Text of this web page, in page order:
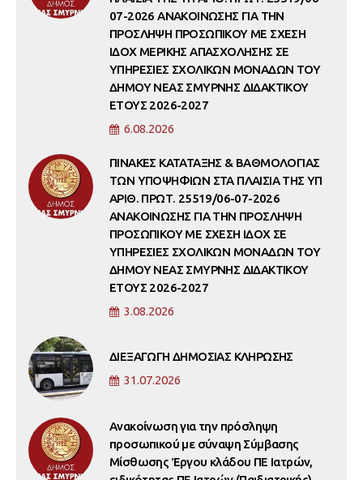
07-2026 ΑΝΑΚΟΙΝΩΣΗΣ ΓΙΑ ΤΗΝ
ΠΡΟΣΛΗΨΗ ΠΡΟΣΩΠΙΚΟΥ ΜΕ ΣΧΕΣΗ
ΙΔΟΧ ΜΕΡΙΚΗΣ ΑΠΑΣΧΟΛΗΣΗΣ ΣΕ
ΥΠΗΡΕΣΙΕΣ ΣΧΟΛΙΚΩΝ ΜΟΝΑΔΩΝ ΤΟΥ
ΔΗΜΟΥ ΝΕΑΣ ΣΜΥΡΝΗΣ ΔΙΔΑΚΤΙΚΟΥ
ΕΤΟΥΣ 2026-2027
6.08.2026
ΠΙΝΑΚΕΣ ΚΑΤΑΤΑΞΗΣ & ΒΑΘΜΟΛΟΓΙΑΣ
ΤΩΝ ΥΠΟΨΗΦΙΩΝ ΣΤΑ ΠΛΑΙΣΙΑ ΤΗΣ ΥΠ
ΑΡΙΘ. ΠΡΩΤ. 25519/06-07-2026
ΑΝΑΚΟΙΝΩΣΗΣ ΓΙΑ ΤΗΝ ΠΡΟΣΛΗΨΗ
ΠΡΟΣΩΠΙΚΟΥ ΜΕ ΣΧΕΣΗ ΙΔΟΧ ΣΕ
ΥΠΗΡΕΣΙΕΣ ΣΧΟΛΙΚΩΝ ΜΟΝΑΔΩΝ ΤΟΥ
ΔΗΜΟΥ ΝΕΑΣ ΣΜΥΡΝΗΣ ΔΙΔΑΚΤΙΚΟΥ
ΕΤΟΥΣ 2026-2027
3.08.2026
ΔΙΕΞΑΓΩΓΗ ΔΗΜΟΣΙΑΣ ΚΛΗΡΩΣΗΣ
31.07.2026
Ανακοίνωση για την πρόσληψη
προσωπικού με σύναψη Σύμβασης
Μίσθωσης Έργου κλάδου ΠΕ Ιατρών,